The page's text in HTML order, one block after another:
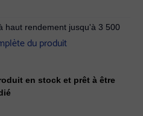
haut rendement jusqu'à 3 500
du produit
en stock et prêt à être